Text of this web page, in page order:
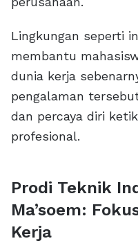
Lingkungan seperti
membantu
dunia kerja
pengalaman
dan percaya diri
profesional.
Prodi Teknik
Ma’soem:
Kerja